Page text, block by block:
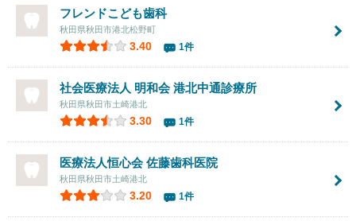
フレンドこども歯科
秋田県秋田市港北松野町
3.40 1件
社会医療法人 明和会 港北中通診療所
秋田県秋田市土崎港北
3.30 1件
医療法人恒心会佐藤歯科医院
秋田県秋田市土崎港北
3.20 1件